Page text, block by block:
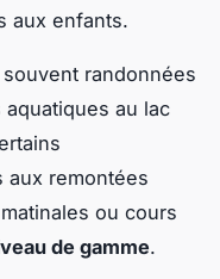
aux enfants.
randonnées
au lac
aux remontées
ou cours
de gamme.